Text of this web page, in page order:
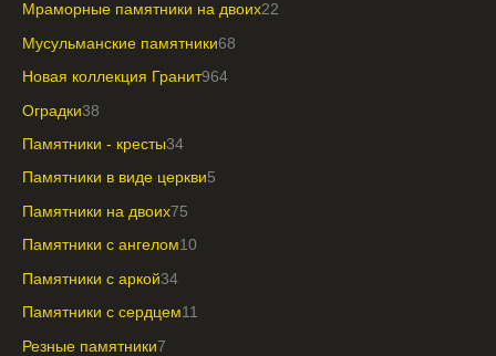
Мраморные памятники на двоих22
Мусульманские памятники68
Новая коллекция Гранит964
Оградки38
Памятники - кресты34
Памятники в виде церкви5
Памятники на двоих75
Памятники с ангелом10
Памятники с аркой34
Памятники с сердцем11
Резные памятники7